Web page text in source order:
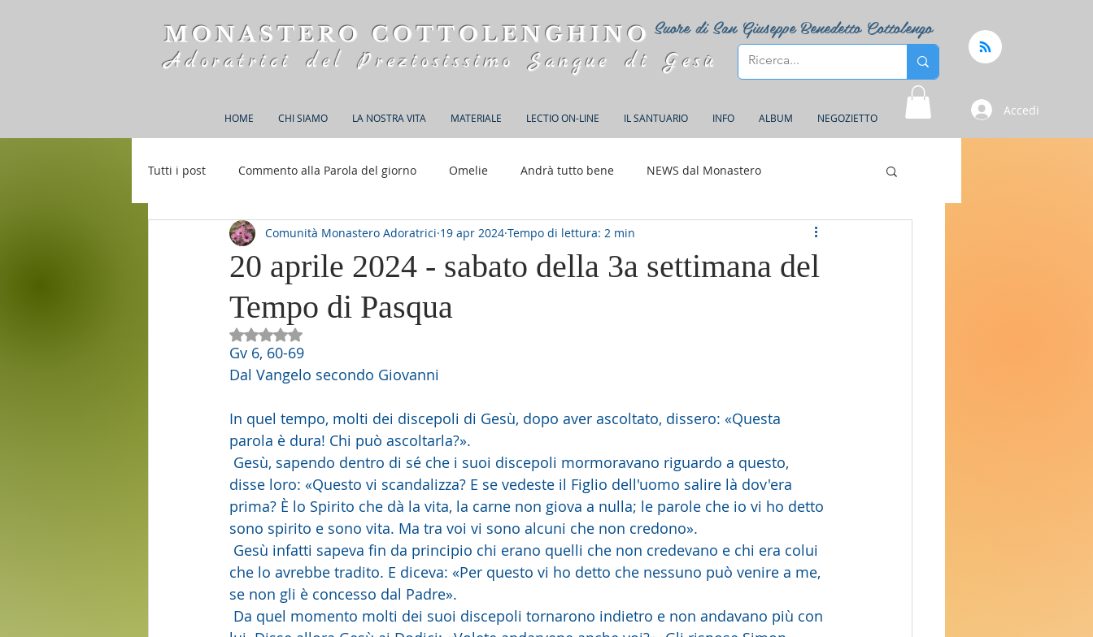
Suore di San Giuseppe Benedetto Cottolengo
MONASTERO COTTOLENGHINO
Adoratrici del Preziosissimo Sangue di Gesù
HOME CHI SIAMO LA NOSTRA VITA MATERIALE LECTIO ON-LINE IL SANTUARIO INFO ALBUM NEGOZIETTO
Accedi
Tutti i post Commento alla Parola del giorno Omelie Andrà tutto bene NEWS dal Monastero
Rifugio S. M. della Bellezza 150 anni di Adorazione
20 aprile 2024 - sabato della 3a settimana del
Tempo di Pasqua
Comunità Monastero Adoratrici 19 apr 2024 Tempo di lettura: 2 min
Valutazione NaN stelle su 5.
Gv 6, 60-69
Dal Vangelo secondo Giovanni
In quel tempo, molti dei discepoli di Gesù, dopo aver ascoltato, dissero: «Questa
parola è dura! Chi può ascoltarla?».
disse loro: «Questo vi scandalizza? E se vedeste il Figlio dell'uomo salire là dov'era
prima? È lo Spirito che dà la vita, la carne non giova a nulla; le parole che io vi ho detto
sono spirito e sono vita. Ma tra voi vi sono alcuni che non credono».
Gesù infatti sapeva fin da principio chi erano quelli che non credevano e chi era colui
che lo avrebbe tradito. E diceva: «Per questo vi ho detto che nessuno può venire a me,
se non gli è concesso dal Padre».
Da quel momento molti dei suoi discepoli tornarono indietro e non andavano più con